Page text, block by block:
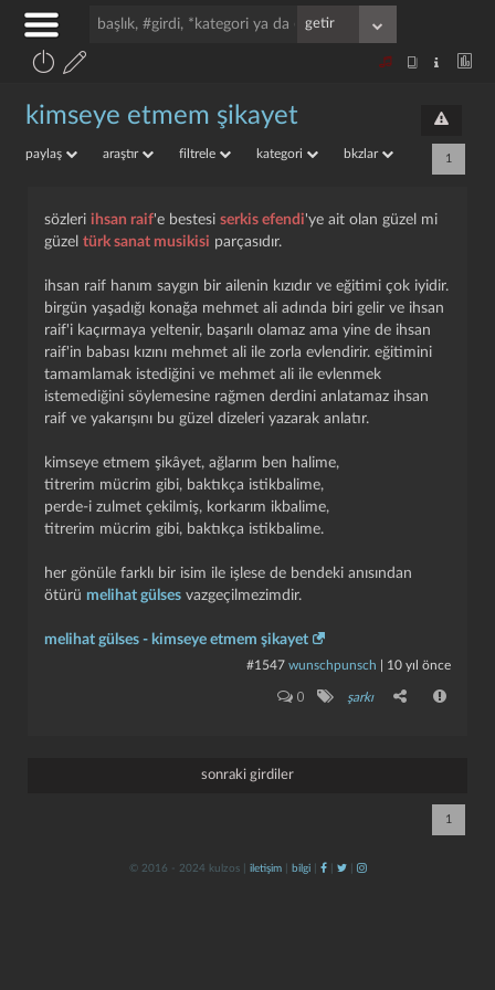
kimseye etmem şikayet
paylaş araştır filtrele kategori bkzlar 1
sözleri ihsan raif'e bestesi serkis efendi'ye ait olan güzel mi
güzel türk sanat musikisi parçasıdır.
ihsan raif hanım saygın bir ailenin kızıdır ve eğitimi çok iyidir.
birgün yaşadığı konağa mehmet ali adında biri gelir ve ihsan
raif'i kaçırmaya yeltenir, başarılı olamaz ama yine de ihsan
raif'in babası kızını mehmet ali ile zorla evlendirir. eğitimini
tamamlamak istediğini ve mehmet ali ile evlenmek
istemediğini söylemesine rağmen derdini anlatamaz ihsan
raif ve yakarışını bu güzel dizeleri yazarak anlatır.
kimseye etmem şikâyet, ağlarım ben halime,
titrerim mücrim gibi, baktıkça istikbalime,
perde-i zulmet çekilmiş, korkarım ikbalime,
titrerim mücrim gibi, baktıkça istikbalime.
her gönüle farklı bir isim ile işlese de bendeki anısından
ötürü melihat gülses vazgeçilmezimdir.
melihat gülses - kimseye etmem şikayet
#1547 wunschpunsch 10 yıl önce
0 şarkı
sonraki girdiler
1
kapat kaydet
© 2016 - 2024 kulzos | iletişim| bilgi| | |